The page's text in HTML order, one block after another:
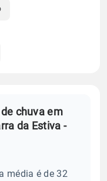
chuva em
da Estiva -
média é de 32